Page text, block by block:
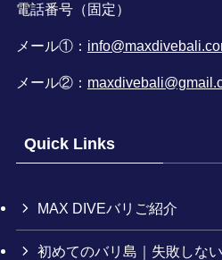
電話番号（固定）
メール①：
メール②：
Quick Links
MAX DIVEバリご紹介
初めてのバリ島｜失敗しな